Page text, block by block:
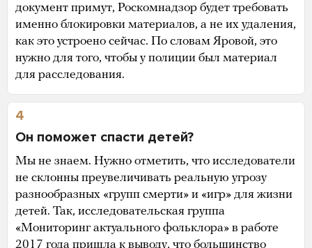
документ примут, Роскомнадзор будет требовать
именно блокировки материалов, а не их удаления,
как это устроено сейчас. По словам Яровой, это
нужно для того, чтобы у полиции был материал
для расследования.
4
Он поможет спасти детей?
Мы не знаем. Нужно отметить, что исследователи
не склонны преувеличивать реальную угрозу
разнообразных «групп смерти» и «игр» для жизни
детей. Так, исследовательская группа
«Мониторинг актуального фольклора» в работе
2017 года пришла к выводу, что большинство